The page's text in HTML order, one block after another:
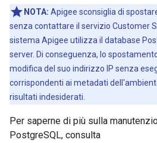
NOTA: Apigee sconsiglia di
senza contattare il servizio Customer
sistema Apigee utilizza il database
server. Di conseguenza, lo
modifica del suo indirizzo IP senza
corrispondenti ai metadati
risultati indesiderati.
Per saperne di più sulla
PostgreSQL, consulta